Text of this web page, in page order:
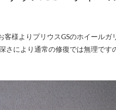
さにより通常の修復では無理で